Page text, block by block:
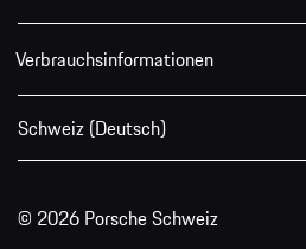
Verbrauchsinformationen
Schweiz (Deutsch)
© 2026 Porsche Schweiz